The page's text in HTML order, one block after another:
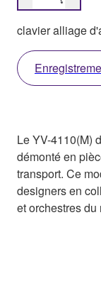
clavier alliage
Le YV-4110(M)
démonté en
transport. Ce
designers en
et orchestres du